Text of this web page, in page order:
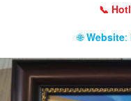
📞
🌐Website: